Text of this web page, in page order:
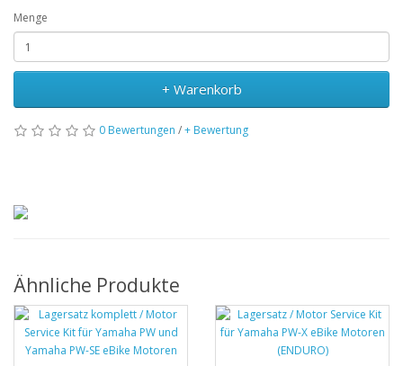
Menge
+ Warenkorb
0 Bewertungen /+ Bewertung
Ähnliche Produkte